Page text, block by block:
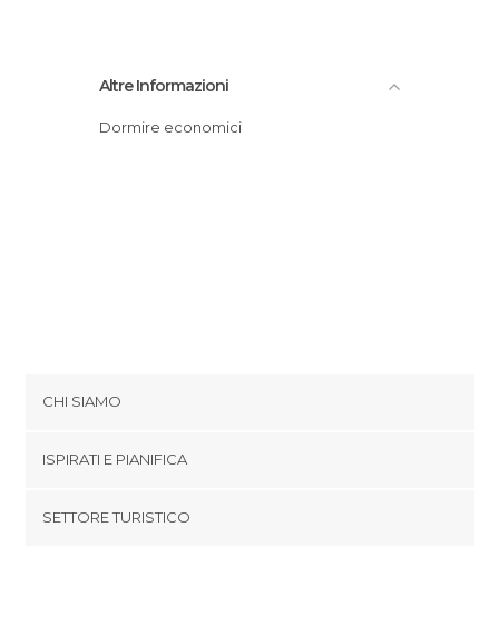
Altre Informazioni
Dormire economici
CHI SIAMO
Termini e Condizioni
ISPIRATI E PIANIFICA
SETTORE TURISTICO